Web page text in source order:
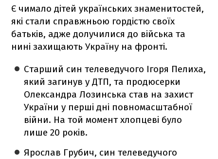
Є чимало дітей українських знаменитостей,
які стали справжньою гордістю своїх
батьків, адже долучилися до війська та
нині захищають Україну на фронті.
Старший син телеведучого Ігоря Пелиха,
який загинув у ДТП, та продюсерки
Олександра Лозинська став на захист
України у перші дні повномасштабної
війни. На той момент хлопцеві було
лише 20 років.
Ярослав Грубич, син телеведучого